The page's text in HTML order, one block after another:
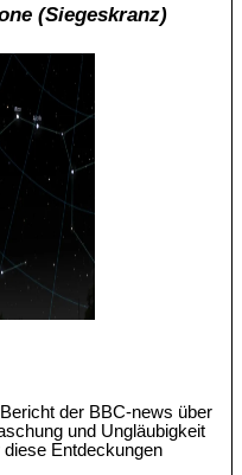
(Siegeskranz)
der BBC-news über
und Ungläubigkeit
Entdeckungen